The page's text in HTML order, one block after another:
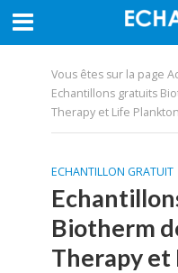
Vous êtes sur la page
Echantillons gratuits
Therapy et Life Plankton
ECHANTILLON GRATUIT
Biotherm
Therapy